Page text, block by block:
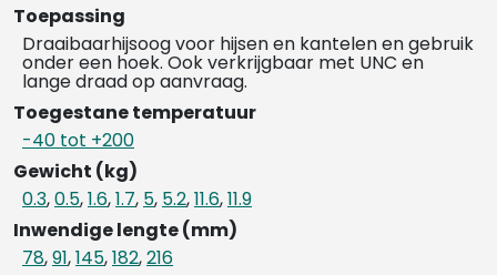
Toepassing
Draaibaarhijsoog voor hijsen en kantelen en gebruik
onder een hoek. Ook verkrijgbaar met UNC en
lange draad op aanvraag.
Toegestane temperatuur
-40 tot +200
Gewicht (kg)
0.3,0.5,1.6,1.7, 5, 5.2,11.6,11.9
Inwendige lengte (mm)
78,91,145,182,216